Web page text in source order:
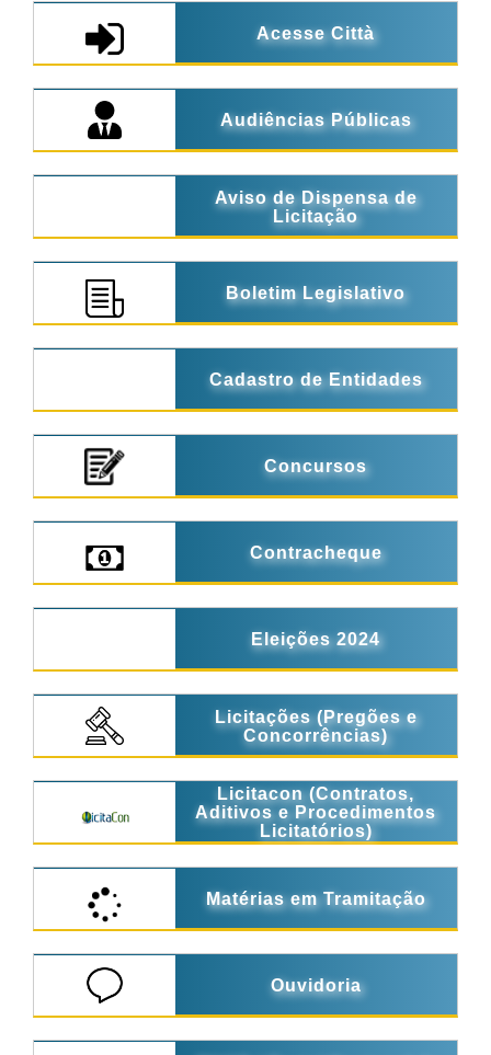
Acesse Città
Audiências Públicas
Aviso de Dispensa de
Licitação
Boletim Legislativo
Cadastro de Entidades
Concursos
Contracheque
Eleições 2024
Licitações (Pregões e
Concorrências)
Licitacon (Contratos,
Aditivos e Procedimentos
Licitatórios)
Matérias em Tramitação
Ouvidoria